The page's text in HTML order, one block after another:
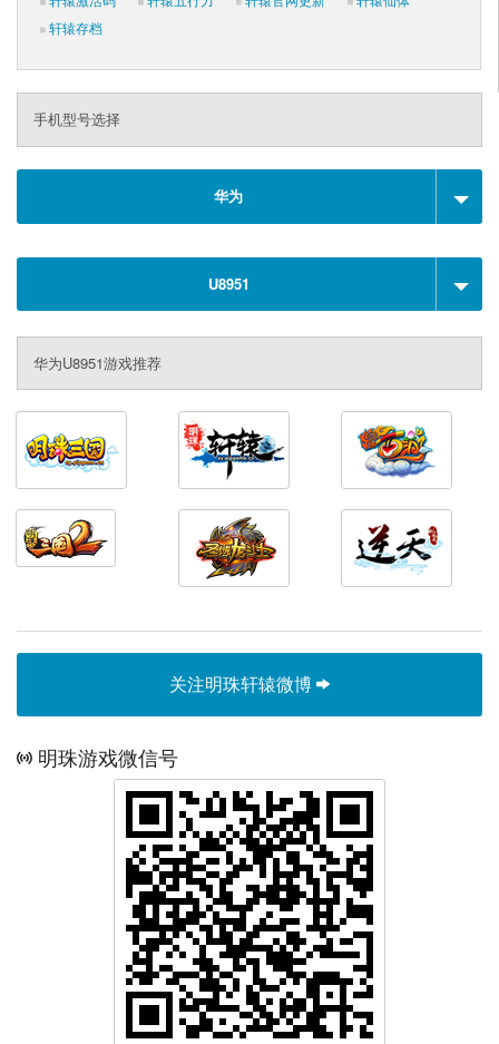
轩辕存档
手机型号选择
华为
U8951
华为U8951游戏推荐
关注明珠轩辕微博
明珠游戏微信号